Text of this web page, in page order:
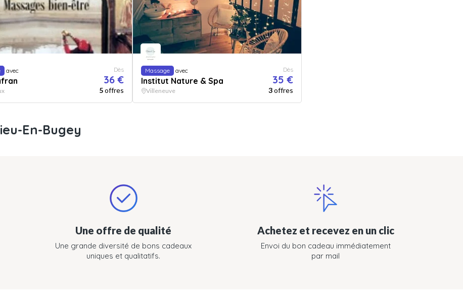
avec Dès
36 €
5offres
Massage avec
Institut Nature & Spa
Dès
35 €
Villeneuve 3offres
En-Bugey
Une offre de qualité
Une grande diversité de bons cadeaux
uniques et qualitatifs.
Achetez et recevez en un clic
Envoi du bon cadeau immédiatement
par mail